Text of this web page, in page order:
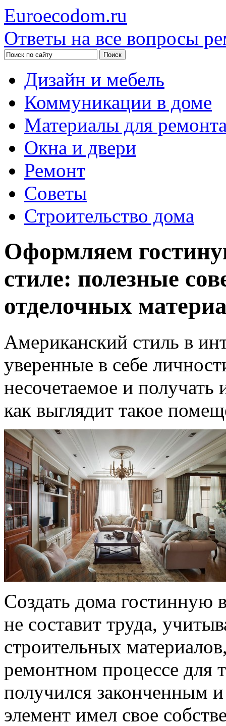
Euroecodom.ru
Ответы на все вопросы
Дизайн и мебель
Коммуникации в доме
Материалы для
Окна и двери
Ремонт
Советы
Строительство дома
Оформляем
стиле: полезные
отделочных
Американский стиль в
уверенные в себе
несочетаемое и получать
как выглядит такое
Создать дома гостинную
не составит труда,
строительных
ремонтном процессе для
получился законченным
элемент имел свое